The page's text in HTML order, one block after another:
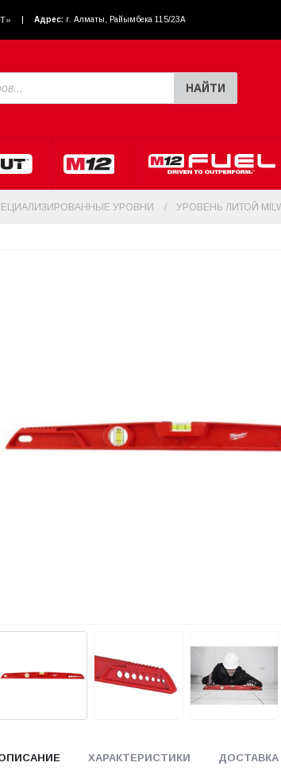
Адрес: г. Алматы, Райымбека 115/23A
НАЙТИ
УРОВНИ УРОВЕНЬ ЛИТОЙ
ХАРАКТЕРИСТИКИ